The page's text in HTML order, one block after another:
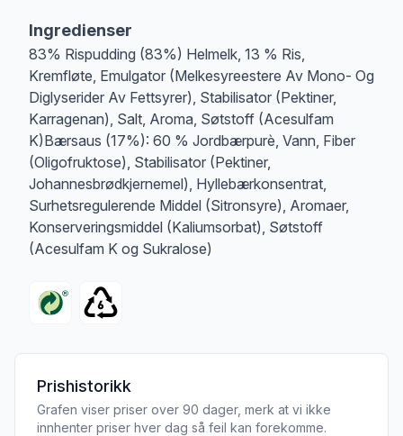
Ingredienser
83% Rispudding (83%) Helmelk, 13 % Ris,
Kremfløte, Emulgator (Melkesyreestere Av Mono- Og
Diglyserider Av Fettsyrer), Stabilisator (Pektiner,
Karragenan), Salt, Aroma, Søtstoff (Acesulfam
K)Bærsaus (17%): 60 % Jordbærpurè, Vann, Fiber
(Oligofruktose), Stabilisator (Pektiner,
Johannesbrødkjernemel), Hyllebærkonsentrat,
Surhetsregulerende Middel (Sitronsyre), Aromaer,
Konserveringsmiddel (Kaliumsorbat), Søtstoff
(Acesulfam K og Sukralose)
Prishistorikk
Grafen viser priser over 90 dager, merk at vi ikke
innhenter priser hver dag så feil kan forekomme.